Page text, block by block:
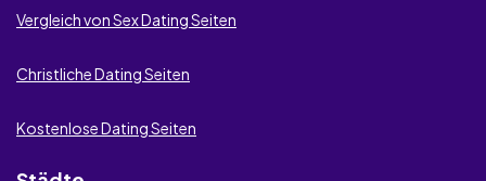
Vergleich von Sex Dating Seiten
Christliche Dating Seiten
Kostenlose Dating Seiten